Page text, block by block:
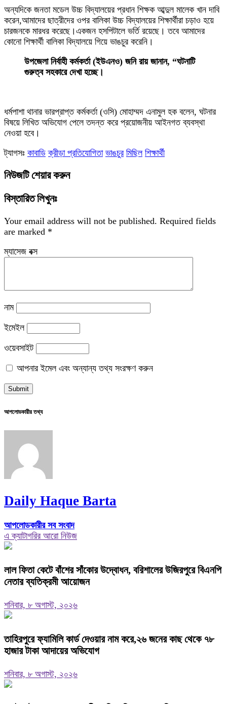
অন্যদিকে জনতা মডেল উচ্চ বিদ্যালয়ের প্রধান শিক্ষক আব্দুল মালেক খান দাবি
করেন,আমাদের ছাত্রীদের ওপর বালিকা উচ্চ বিদ্যালয়ের শিক্ষার্থীরা চড়াও হয়ে
চারজনকে মারধর করেছে।একজন হসপিটালে ভর্তি রয়েছে। তবে আমাদের
কোনো শিক্ষার্থী বালিকা বিদ্যালয়ে গিয়ে ভাঙচুর করেনি।
উপজেলা নির্বাহী কর্মকর্তা (ইউএনও) জনি রায় জানান, “ঘটনাটি
গুরুত্ব সহকারে দেখা হচ্ছে।
ধর্মপাশা থানার ভারপ্রাপ্ত কর্মকর্তা (ওসি) মোহাম্মদ এনামুল হক বলেন, ঘটনার
বিষয়ে লিখিত অভিযোগ পেলে তদন্ত করে প্রয়োজনীয় আইনগত ব্যবস্থা
নেওয়া হবে।
ট্যাগসঃ কাবাডি ক্রীড়া প্রতিযোগিতা ভাঙচুর মিছিল শিক্ষার্থী
নিউজটি শেয়ার করুন
বিস্তারিত লিখুনঃ
Your email address will not be published. Required fields
are marked *
ম্যাসেজ বক্স
নাম
ইমেইল
ওয়েবসাইট
আপনার ইমেল এবং অন্যান্য তথ্য সংরক্ষণ করুন
আপলোডকারীর তথ্য
Daily Haque Barta
আপলোডকারীর সব সংবাদ
এ ক্যাটাগরির আরো নিউজ
‎লাল ফিতা কেটে বাঁশের সাঁকোর উদ্বোধন, বরিশালের উজিরপুরে বিএনপি
নেতার ব্যতিক্রমী আয়োজন
শনিবার, ৮ অগাস্ট, ২০২৬
তাহিরপুরে ফ্যামিলি কার্ড দেওয়ার নাম করে,২৬ জনের কাছ থেকে ৭৮
হাজার টাকা আদায়ের অভিযোগ
শনিবার, ৮ অগাস্ট, ২০২৬